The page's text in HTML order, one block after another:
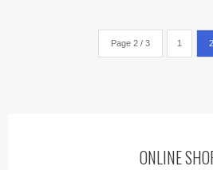
Page 2 / 3 1 2
ONLINE